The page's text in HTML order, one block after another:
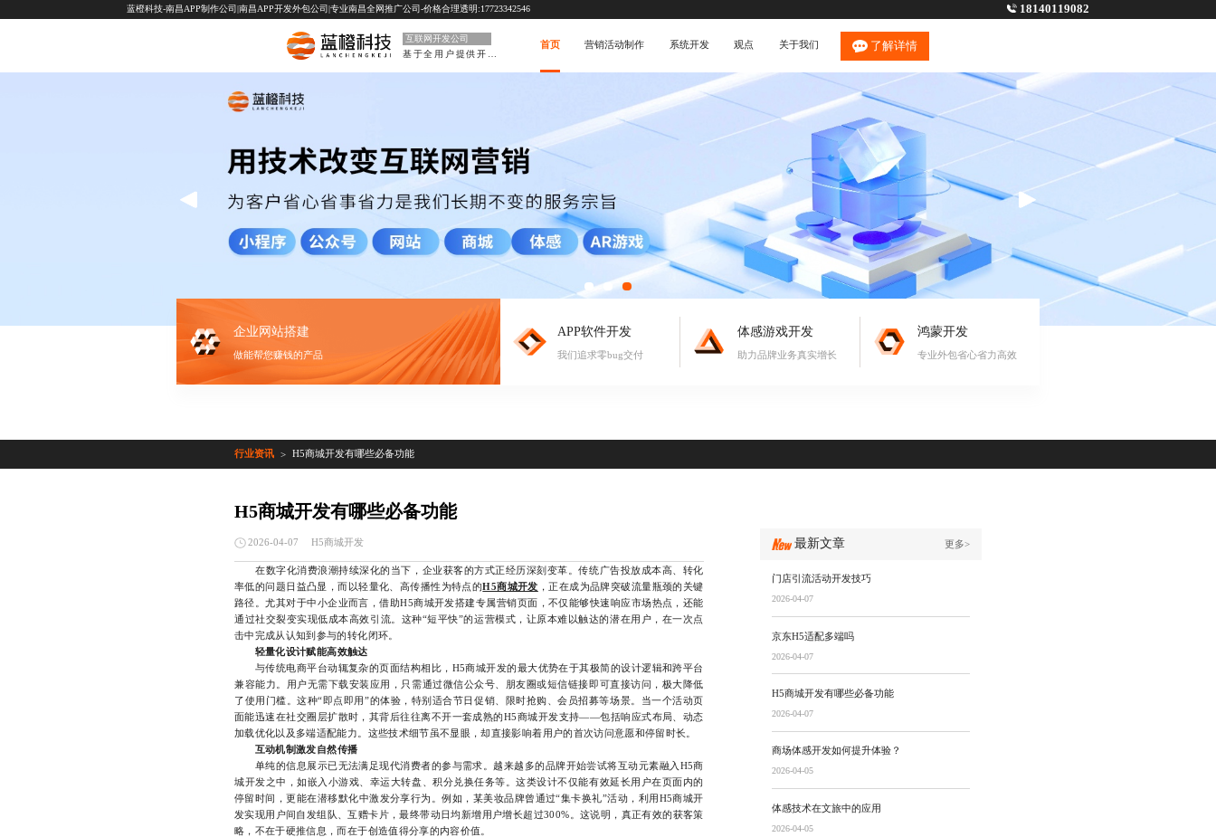
蓝橙科技-南昌APP制作公司|南昌APP开发外包公司|专业南昌全网推广公司-价格合理透明:17723342546 18140119082
互联网开发公司
首页 营销活动制作 系统开发 观点 关于我们 了解详情
企业网站搭建
做能帮您赚钱的产品
APP软件开发
我们追求零bug交付
体感游戏开发
助力品牌业务真实增长
鸿蒙开发
专业外包省心省力高效
行业资讯 > H5商城开发有哪些必备功能
H5商城开发有哪些必备功能
2026-04-07 H5商城开发
在数字化消费浪潮持续深化的当下，企业获客的方式正经历深刻变革。传统广告投放成本高、转化
率低的问题日益凸显，而以轻量化、高传播性为特点的H5商城开发 ，正在成为品牌突破流量瓶颈的关键
路径。尤其对于中小企业而言，借助H5商城开发搭建专属营销页面，不仅能够快速响应市场热点，还能
通过社交裂变实现低成本高效引流。这种“短平快”的运营模式，让原本难以触达的潜在用户，在一次点
击中完成从认知到参与的转化闭环。
轻量化设计赋能高效触达
与传统电商平台动辄复杂的页面结构相比，H5商城开发的最大优势在于其极简的设计逻辑和跨平台
兼容能力。用户无需下载安装应用，只需通过微信公众号、朋友圈或短信链接即可直接访问，极大降低
了使用门槛。这种“即点即用”的体验，特别适合节日促销、限时抢购、会员招募等场景。当一个活动页
面能迅速在社交圈层扩散时，其背后往往离不开一套成熟的H5商城开发支持——包括响应式布局、动态
加载优化以及多端适配能力。这些技术细节虽不显眼，却直接影响着用户的首次访问意愿和停留时长。
互动机制激发自然传播
单纯的信息展示已无法满足现代消费者的参与需求。越来越多的品牌开始尝试将互动元素融入H5商
城开发之中，如嵌入小游戏、幸运大转盘、积分兑换任务等。这类设计不仅能有效延长用户在页面内的
停留时间，更能在潜移默化中激发分享行为。例如，某美妆品牌曾通过“集卡换礼”活动，利用H5商城开
发实现用户间自发组队、互赠卡片，最终带动日均新增用户增长超过300%。这说明，真正有效的获客策
略，不在于硬推信息，而在于创造值得分享的内容价值。
最新文章 更多>
门店引流活动开发技巧
2026-04-07
京东H5适配多端吗
2026-04-07
H5商城开发有哪些必备功能
2026-04-07
商场体感开发如何提升体验？
2026-04-05
体感技术在文旅中的应用
2026-04-05